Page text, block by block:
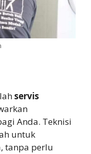
servis
Anda. Teknisi
untuk
tanpa perlu